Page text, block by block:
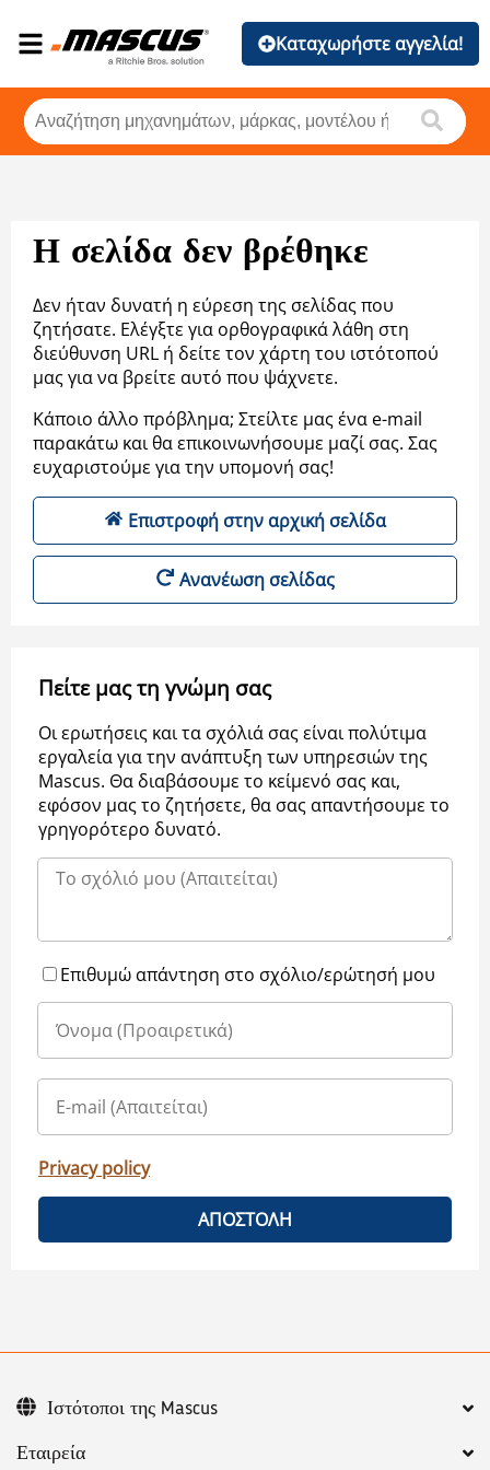
Καταχωρήστε αγγελία!
Η σελίδα δεν βρέθηκε
Δεν ήταν δυνατή η εύρεση της σελίδας που
ζητήσατε. Ελέγξτε για ορθογραφικά λάθη στη
διεύθυνση URL ή δείτε τον χάρτη του ιστότοπού
μας για να βρείτε αυτό που ψάχνετε.
Κάποιο άλλο πρόβλημα; Στείλτε μας ένα e-mail
παρακάτω και θα επικοινωνήσουμε μαζί σας. Σας
ευχαριστούμε για την υπομονή σας!
Επιστροφή στην αρχική σελίδα
Ανανέωση σελίδας
Πείτε μας τη γνώμη σας
Οι ερωτήσεις και τα σχόλιά σας είναι πολύτιμα
εργαλεία για την ανάπτυξη των υπηρεσιών της
Μascus. Θα διαβάσουμε το κείμενό σας και,
εφόσον μας το ζητήσετε, θα σας απαντήσουμε το
γρηγορότερο δυνατό.
Επιθυμώ απάντηση στο σχόλιο/ερώτησή μου
Privacy policy
ΑΠΟΣΤΟΛΗ
Εταιρεία
Ιστότοποι της Mascus